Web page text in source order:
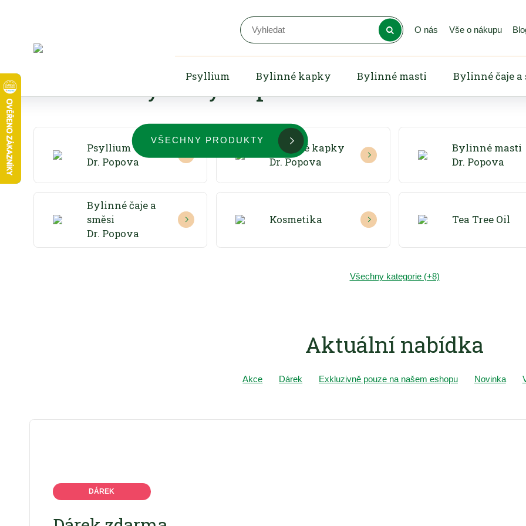
O nás Vše o nákupu
Psyllium Bylinné kapky Bylinné masti Bylinné čaje a
Český výrobce
bylinných produktů
VŠECHNY PRODUKTY
Psyllium
Dr. Popova
Bylinné kapky
Dr. Popova
Bylinné masti
Dr. Popova
Bylinné čaje a
směsi
Dr. Popova
Kosmetika Tea Tree Oil
Všechny kategorie (+8)
Aktuální nabídka
Akce Dárek Exkluzivně pouze na našem eshopu Novinka
DÁREK